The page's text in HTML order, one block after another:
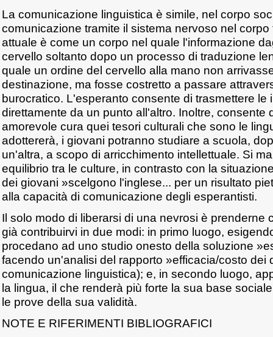
La comunicazione linguistica è simile, nel corpo
comunicazione tramite il sistema nervoso nel
attuale è come un corpo nel quale l'informazione
cervello soltanto dopo un processo di traduzione
quale un ordine del cervello alla mano non
destinazione, ma fosse costretto a passare
burocratico. L'esperanto consente di trasmettere le
direttamente da un punto all'altro. Inoltre, consente
amorevole cura quei tesori culturali che sono le
adottererà, i giovani potranno studiare a scuola,
un'altra, a scopo di arricchimento intellettuale. Si
equilibrio tra le culture, in contrasto con la
dei giovani »scelgono l'inglese... per un risultato
alla capacità di comunicazione degli esperantisti.
Il solo modo di liberarsi di una nevrosi è prenderne
già contribuirvi in due modi: in primo luogo,
procedano ad uno studio onesto della soluzione
facendo un'analisi del rapporto »efficacia/costo dei
comunicazione linguistica); e, in secondo luogo,
la lingua, il che renderà più forte la sua base
le prove della sua validità.
NOTE E RIFERIMENTI BIBLIOGRAFICI